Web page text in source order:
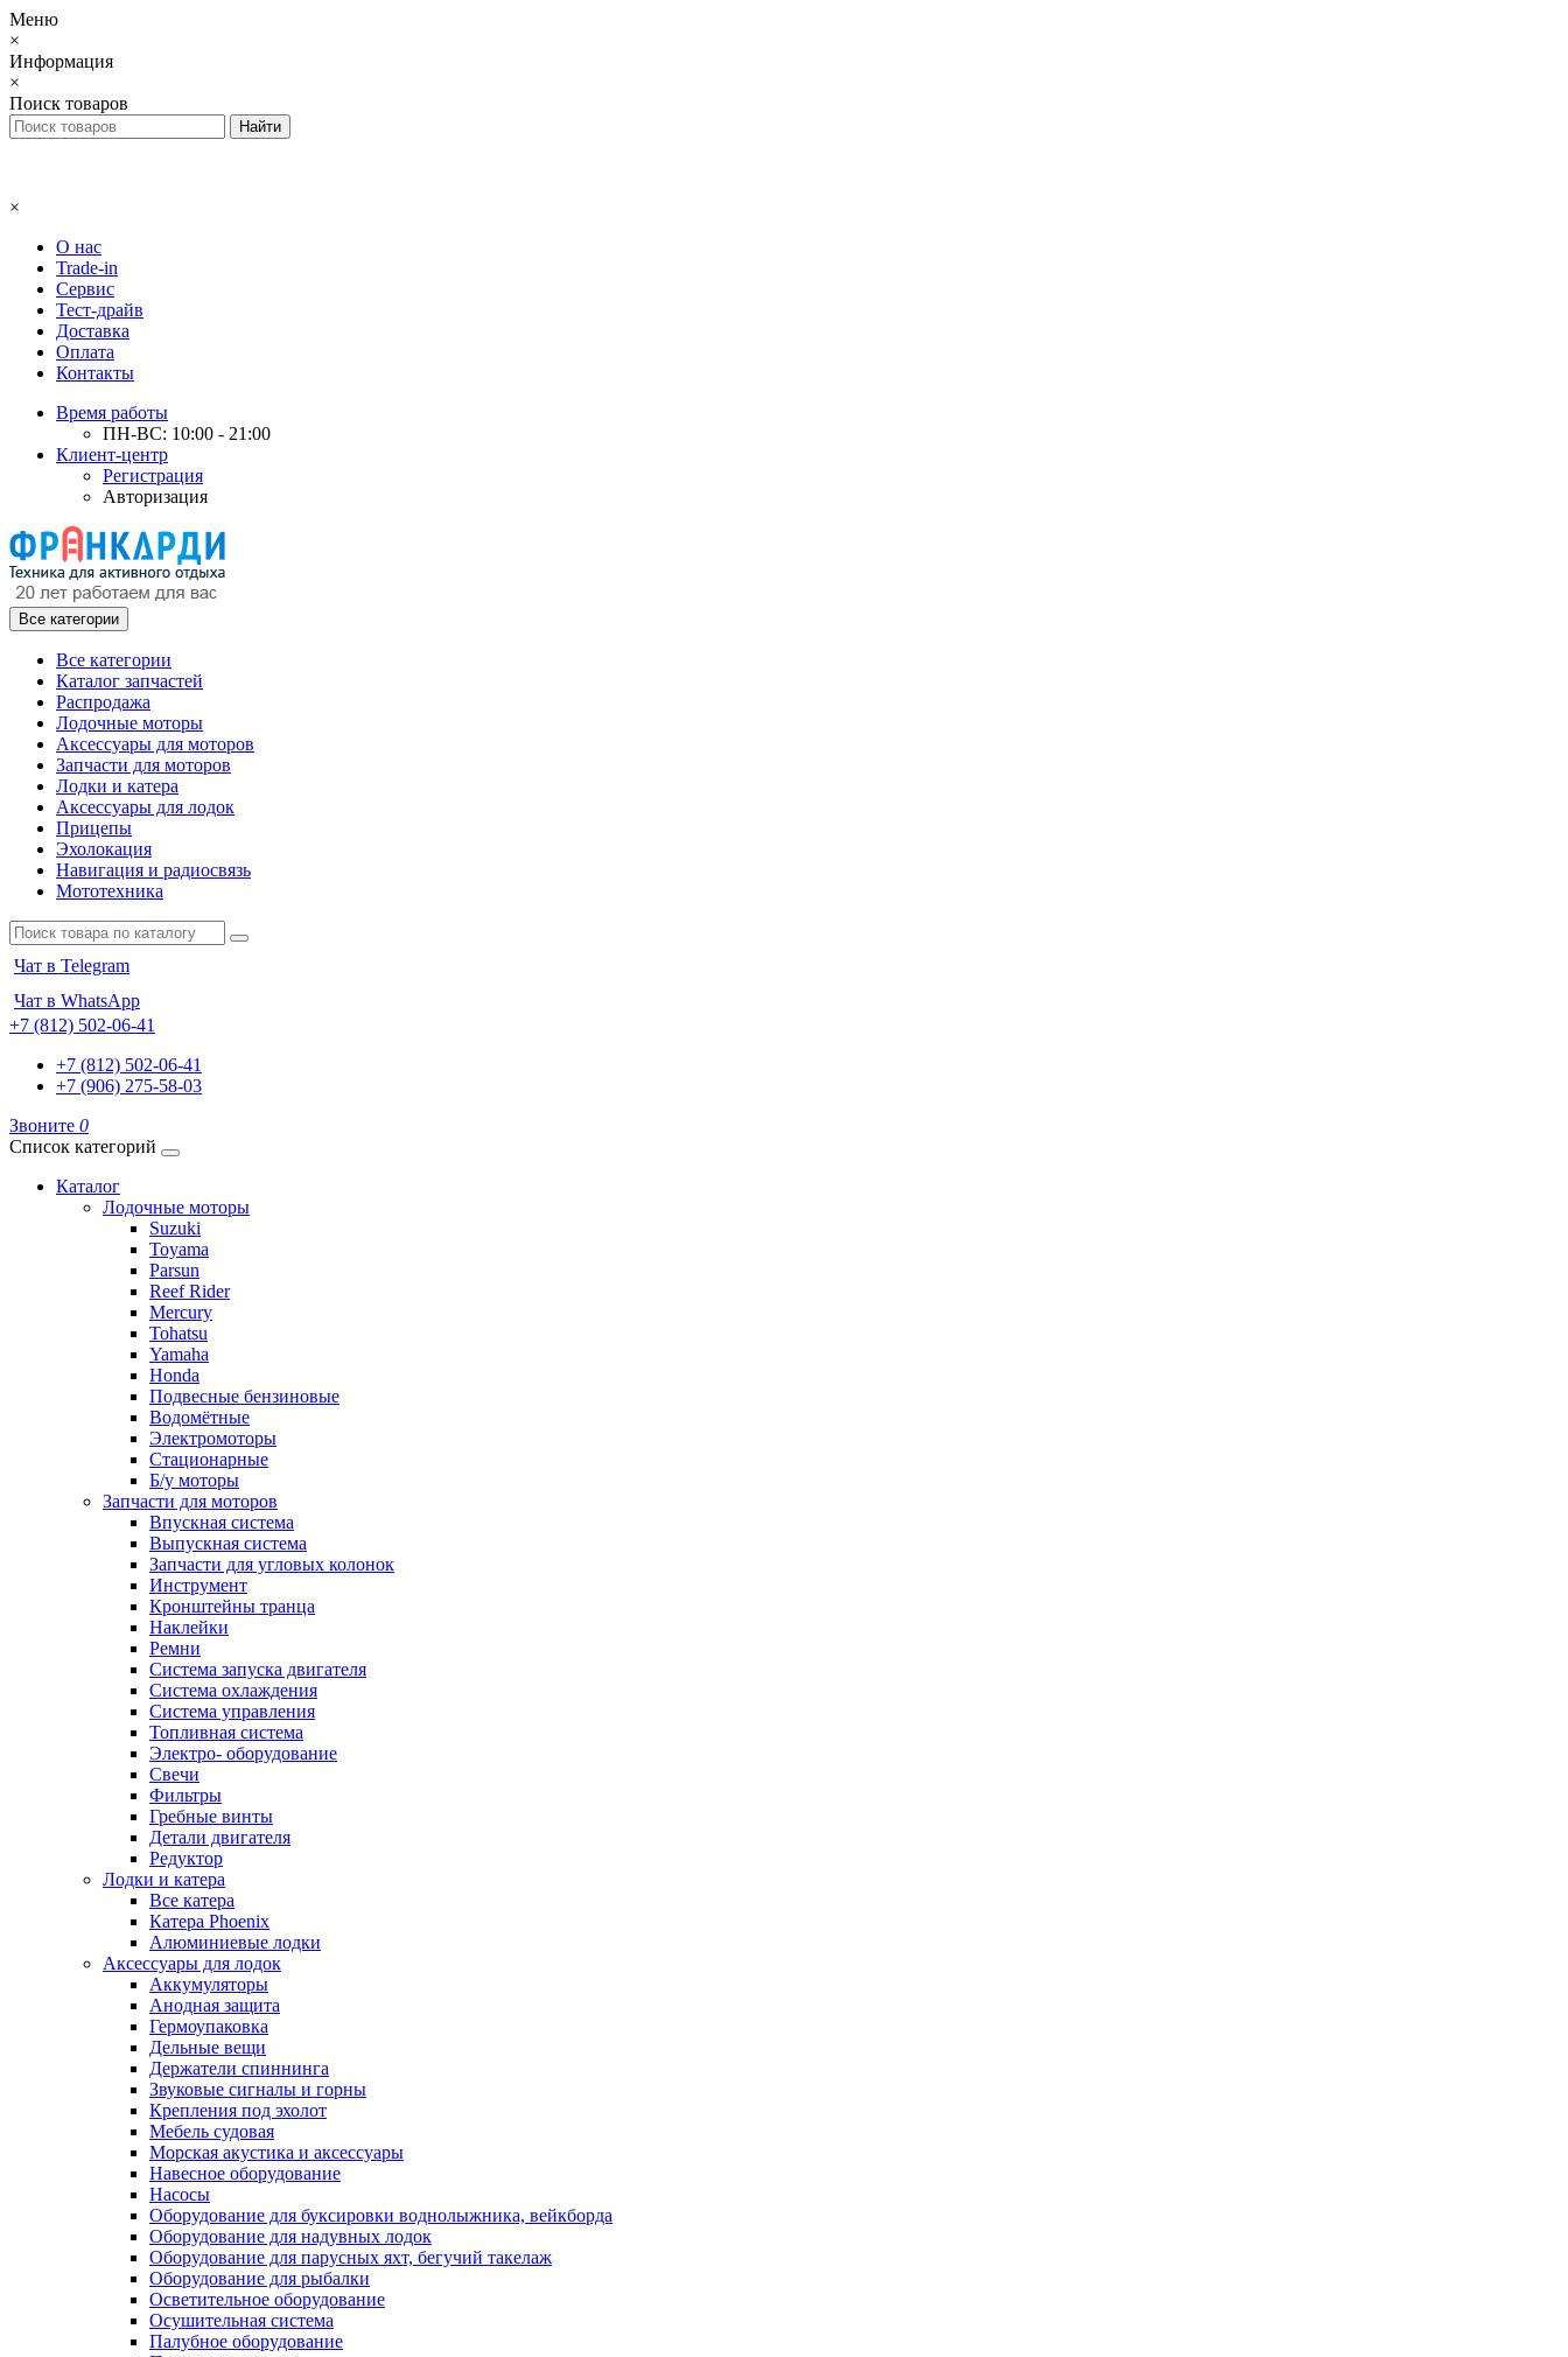
Меню
×
Информация
×
Поиск товаров
×
О нас
Trade-in
Сервис
Тест-драйв
Доставка
Оплата
Контакты
Время работы
ПН-ВС: 10:00 - 21:00
Клиент-центр
Регистрация
Авторизация
Все категории
Все категории
Каталог запчастей
Распродажа
Лодочные моторы
Аксессуары для моторов
Запчасти для моторов
Лодки и катера
Аксессуары для лодок
Прицепы
Эхолокация
Навигация и радиосвязь
Мототехника
Чат в Telegram
Чат в WhatsApp
+7 (812) 502-06-41
+7 (812) 502-06-41
+7 (906) 275-58-03
Звоните 0
Список категорий
Каталог
Лодочные моторы
Suzuki
Toyama
Parsun
Reef Rider
Mercury
Tohatsu
Yamaha
Honda
Подвесные бензиновые
Водомётные
Электромоторы
Стационарные
Б/у моторы
Запчасти для моторов
Впускная система
Выпускная система
Запчасти для угловых колонок
Инструмент
Кронштейны транца
Наклейки
Ремни
Система запуска двигателя
Система охлаждения
Система управления
Топливная система
Электро- оборудование
Свечи
Фильтры
Гребные винты
Детали двигателя
Редуктор
Лодки и катера
Все катера
Катера Phoenix
Алюминиевые лодки
Аксессуары для лодок
Аккумуляторы
Анодная защита
Гермоупаковка
Дельные вещи
Держатели спиннинга
Звуковые сигналы и горны
Крепления под эхолот
Мебель судовая
Морская акустика и аксессуары
Навесное оборудование
Насосы
Оборудование для буксировки воднолыжника, вейкборда
Оборудование для надувных лодок
Оборудование для парусных яхт, бегучий такелаж
Оборудование для рыбалки
Осветительное оборудование
Осушительная система
Палубное оборудование